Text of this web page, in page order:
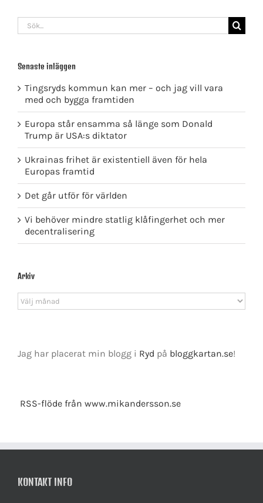
Sök
efter:
Senaste inläggen
Tingsryds kommun kan mer – och jag vill vara
med och bygga framtiden
Europa står ensamma så länge som Donald
Trump är USA:s diktator
Ukrainas frihet är existentiell även för hela
Europas framtid
Det går utför för världen
Vi behöver mindre statlig klåfingerhet och mer
decentralisering
Arkiv
Arkiv
Jag har placerat min blogg i Ryd på bloggkartan.se!
RSS-flöde från www.mikandersson.se
KONTAKT INFO